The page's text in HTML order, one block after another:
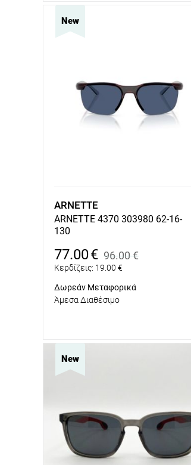
New
ARNETTE
ARNETTE 4370 303980 62-16-
130
77.00€ 96.00€
Κερδίζεις: 19.00 €
Δωρεάν Μεταφορικά
Άμεσα Διαθέσιμο
New